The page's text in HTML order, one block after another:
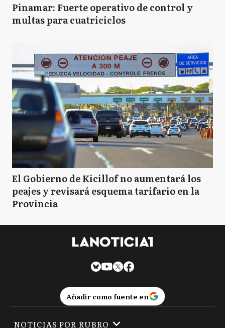
Pinamar: Fuerte operativo de control y
multas para cuatriciclos
El Gobierno de Kicillof no aumentará los
peajes y revisará esquema tarifario en la
Provincia
Añadir como fuente en
NOTICIAS POR RUBRO